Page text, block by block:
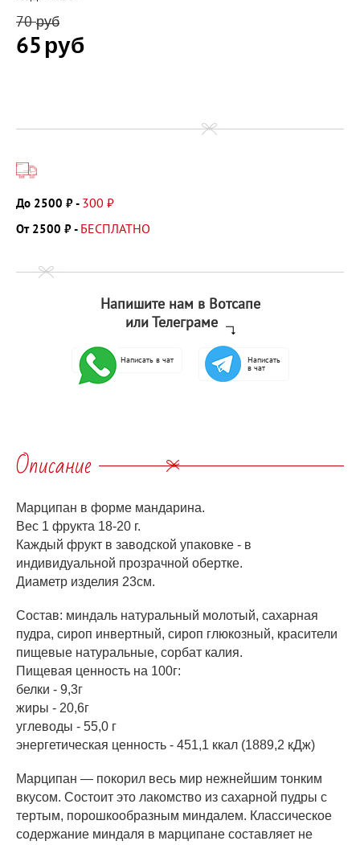
70 руб
65 руб
До 2500 ₽ - 300 ₽
От 2500 ₽ - БЕСПЛАТНО
Напишите нам в Вотсапе
или Телеграме
Написать в чат Написать
в чат
Описание
Марципан в форме мандарина.
Вес 1 фрукта 18-20 г.
Каждый фрукт в заводской упаковке - в
индивидуальной прозрачной обертке.
Диаметр изделия 23см.
Состав: миндаль натуральный молотый, сахарная
пудра, сироп инвертный, сироп глюкозный, красители
пищевые натуральные, сорбат калия.
Пищевая ценность на 100г:
белки - 9,3г
жиры - 20,6г
углеводы - 55,0 г
энергетическая ценность - 451,1 ккал (1889,2 кДж)
Марципан — покорил весь мир нежнейшим тонким
вкусом. Состоит это лакомство из сахарной пудры с
тертым, порошкообразным миндалем. Классическое
содержание миндаля в марципане составляет не